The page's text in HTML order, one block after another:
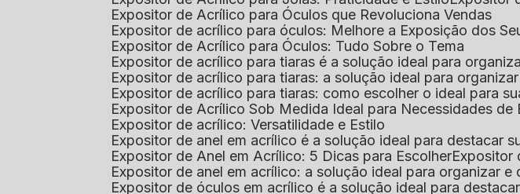
Expositor de Acrílico para Óculos que Revoluciona Vendas
Expositor de acrílico para óculos: Melhore a Exposição dos
Expositor de Acrílico para Óculos: Tudo Sobre o Tema
Expositor de acrílico para tiaras é a solução ideal para
Expositor de acrílico para tiaras: a solução ideal para
Expositor de acrílico para tiaras: como escolher o ideal para
Expositor de Acrílico Sob Medida Ideal para Necessidades de
Expositor de acrílico: Versatilidade e Estilo
Expositor de anel em acrílico é a solução ideal para destacar
Expositor de Anel em Acrílico: 5 Dicas para Escolher
Expositor de anel em acrílico: a solução ideal para organizar e
Expositor de óculos em acrílico é a solução ideal para